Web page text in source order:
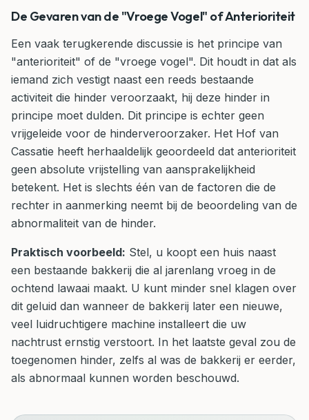
De Gevaren van de "Vroege Vogel" of Anterioriteit
Een vaak terugkerende discussie is het principe van
"anterioriteit" of de "vroege vogel". Dit houdt in dat als
iemand zich vestigt naast een reeds bestaande
activiteit die hinder veroorzaakt, hij deze hinder in
principe moet dulden. Dit principe is echter geen
vrijgeleide voor de hinderveroorzaker. Het Hof van
Cassatie heeft herhaaldelijk geoordeeld dat anterioriteit
geen absolute vrijstelling van aansprakelijkheid
betekent. Het is slechts één van de factoren die de
rechter in aanmerking neemt bij de beoordeling van de
abnormaliteit van de hinder.
Praktisch voorbeeld: Stel, u koopt een huis naast
een bestaande bakkerij die al jarenlang vroeg in de
ochtend lawaai maakt. U kunt minder snel klagen over
dit geluid dan wanneer de bakkerij later een nieuwe,
veel luidruchtigere machine installeert die uw
nachtrust ernstig verstoort. In het laatste geval zou de
toegenomen hinder, zelfs al was de bakkerij er eerder,
als abnormaal kunnen worden beschouwd.